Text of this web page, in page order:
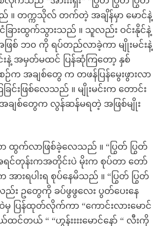
။ တက္ကသိုလ် တက်တဲ့ အချိန်မှာ မောင်နဲ့
ခြားထွက်သွားသည် ။ သူလည်း ဝင်းနိုင်နဲ့
ြစ် ဘ၀ ကို ရပ်တည်လာခဲ့ကာ မျိုးမင်းနဲ့
အမှတ်မထင် ပြန်ဆုံကြတော့ နှစ်
အချစ်တွေ က တဖန်ပြန်မွေးဖွားလာ
းဖြစ်လေသည် ။ မျိုးမင်းက တောင်း
ျစ်တွေက လွန်ဆန်မရတဲ့ အဖြစ်မျိုး
ာ ထွက်လာဖြစ်ခဲ့လေသည် ။ “ပြွတ် ပြွတ်
ရင်တုန်းကအတိုင်းပဲ မိုးက စုပ်တာ တော်
းရပါးရ စုပ်နေမိသည် ။ “ပြွတ် ပြွတ်
လည်း ဥတွေကို ခပ်ဖွဖွလေး ပွတ်ပေးနေ
ပ်ထဲမှ ပြန်ထုတ်လိုက်ကာ “ကောင်းလားမောင်
င်တယ် “ “ဟွန်းးးးမောင်နော် “ လီးကို